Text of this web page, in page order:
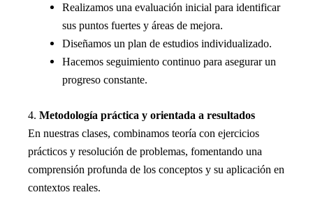
Realizamos una evaluación inicial para identificar
sus puntos fuertes y áreas de mejora.
Diseñamos un plan de estudios individualizado.
Hacemos seguimiento continuo para asegurar un
progreso constante.
4. Metodología práctica y orientada a resultados
En nuestras clases, combinamos teoría con ejercicios
prácticos y resolución de problemas, fomentando una
comprensión profunda de los conceptos y su aplicación en
contextos reales.